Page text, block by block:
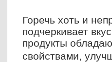
Горечь хоть и
подчеркивает
продукты
свойствами,